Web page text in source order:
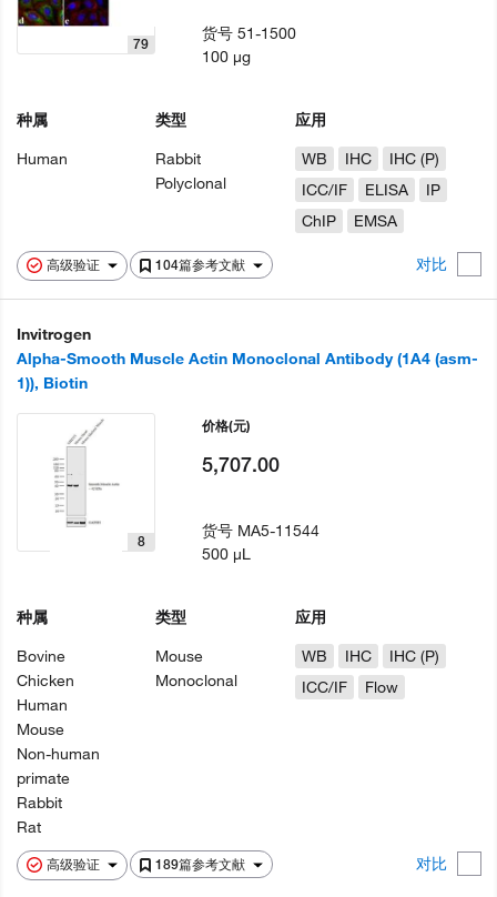
高级验证 104篇参考文献 对比
79
种属
Human
类型
Rabbit
Polyclonal
应用
WB
IHC
IHC (P)
ICC/IF
ELISA
IP
ChIP
EMSA
货号51-1500
100 µg
Invitrogen
Alpha-Smooth Muscle Actin Monoclonal Antibody (1A4 (asm-
1)), Biotin
高级验证 189篇参考文献 对比
8
种属
Bovine
Chicken
Human
Mouse
Non-human
primate
Rabbit
Rat
类型
Mouse
Monoclonal
应用
WB
IHC
IHC (P)
ICC/IF
Flow
价格(元)
5,707.00
货号 MA5-11544
500 µL